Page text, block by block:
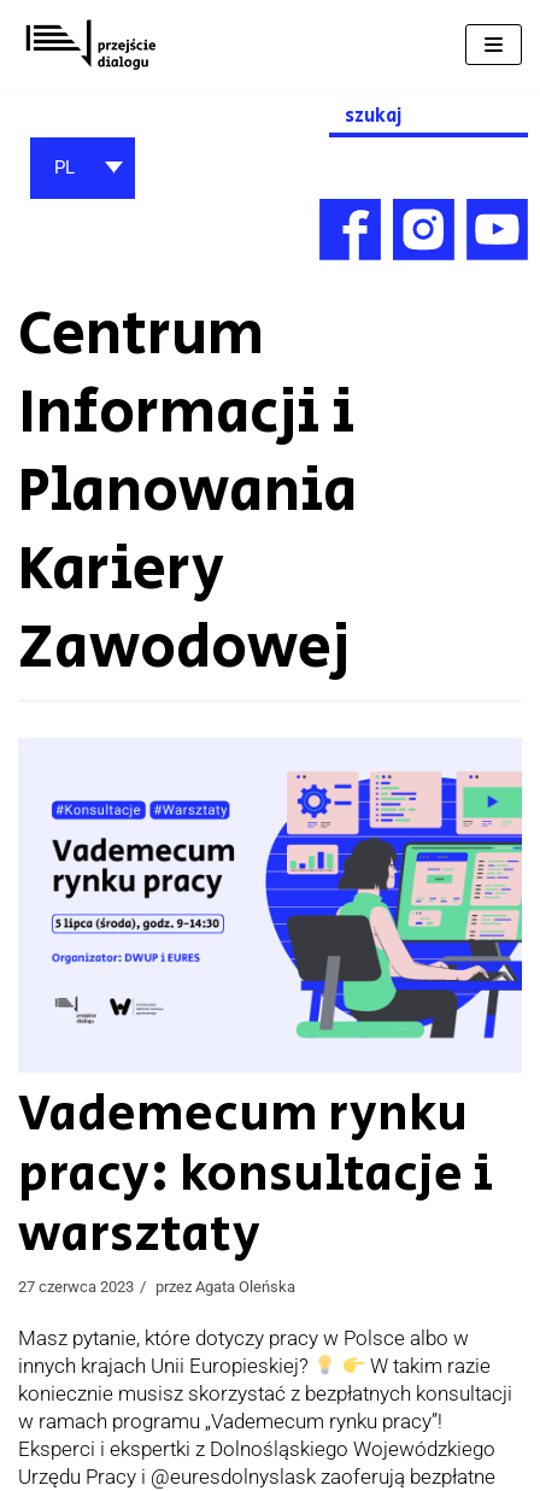
Przejdź
do
Search
for:
PL
Centrum
Informacji i
Planowania
Kariery
Zawodowej
Vademecum rynku
pracy: konsultacje i
warsztaty
27 czerwca 2023 przez Agata Oleńska
Masz pytanie, które dotyczy pracy w Polsce albo w
innych krajach Unii Europieskiej?
W takim razie
koniecznie musisz skorzystać z bezpłatnych konsultacji
w ramach programu „Vademecum rynku pracy”!
Eksperci i ekspertki z Dolnośląskiego Wojewódzkiego
Urzędu Pracy i @euresdolnyslask zaoferują bezpłatne